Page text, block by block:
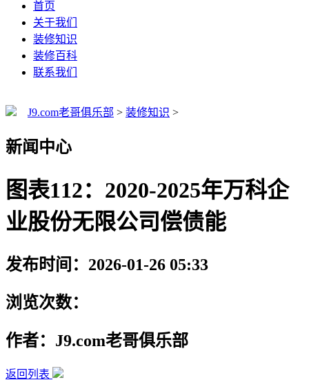
首页
关于我们
装修知识
装修百科
联系我们
J9.com老哥俱乐部 > 装修知识 >
新闻中心
图表112：2020-2025年万科企
业股份无限公司偿债能
发布时间：2026-01-26 05:33
浏览次数：
作者：J9.com老哥俱乐部
返回列表